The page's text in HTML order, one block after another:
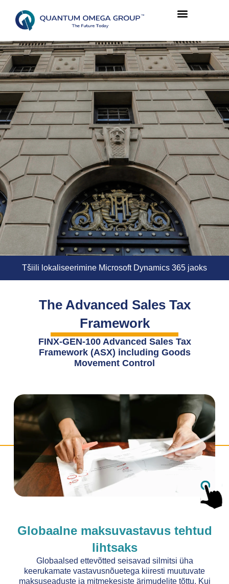
Tšiili lokaliseerimine Microsoft Dynamics 365 jaoks
The Advanced Sales Tax
Framework
FINX-GEN-100 Advanced Sales Tax
Framework (ASX) including Goods
Movement Control
Globaalne maksuvastavus tehtud
lihtsaks
Globaalsed ettevõtted seisavad silmitsi üha
keerukamate vastavusnõuetega kiiresti muutuvate
maksuseaduste ja mitmekesiste ärimudelite tõttu. Kui